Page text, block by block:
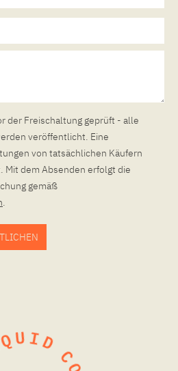
der Freischaltung geprüft - alle
veröffentlicht. Eine
von tatsächlichen Käufern
dem Absenden erfolgt die
gemäß
.